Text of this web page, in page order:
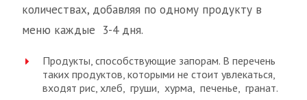
количествах, добавляя по одному продукту в
меню каждые 3-4 дня.
Продукты, способствующие запорам. В перечень
таких продуктов, которыми не стоит увлекаться,
входят рис, хлеб, груши, хурма, печенье, гранат.